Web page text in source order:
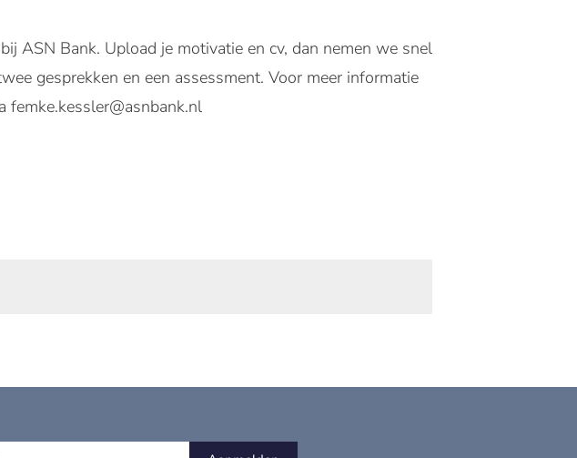
ASN Bank. Upload je motivatie en cv, dan nemen we snel
gesprekken en een assessment. Voor meer informatie
femke.kessler@asnbank.nl